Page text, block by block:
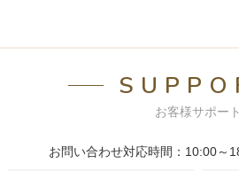
お客様サポート
お問い合わせ対応時間：10:00～